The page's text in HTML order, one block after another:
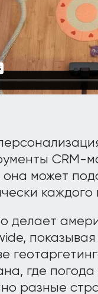
CRM-
может
каждого
делает
где погода
разные